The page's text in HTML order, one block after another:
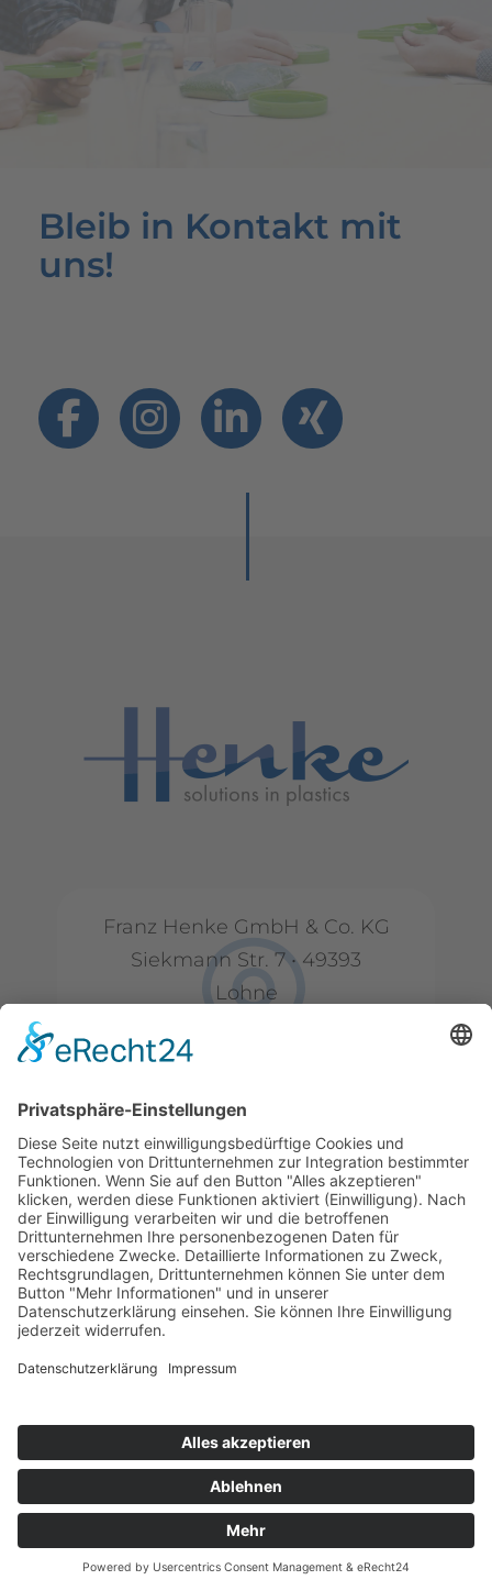
Bleib in Kontakt mit
uns!
Franz Henke GmbH & Co. KG
Siekmann Str. 7 • 49393
Lohne
T+49 (0) 4442 9240-0
Minfo@henke-
kunststoffe.de
© 2026 Franz Henke GmbH & Co. KG
Impressum
Datenschutz
Hinweisgeberschutzgesetz